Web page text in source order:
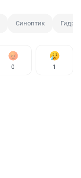
Синоптик
0 1